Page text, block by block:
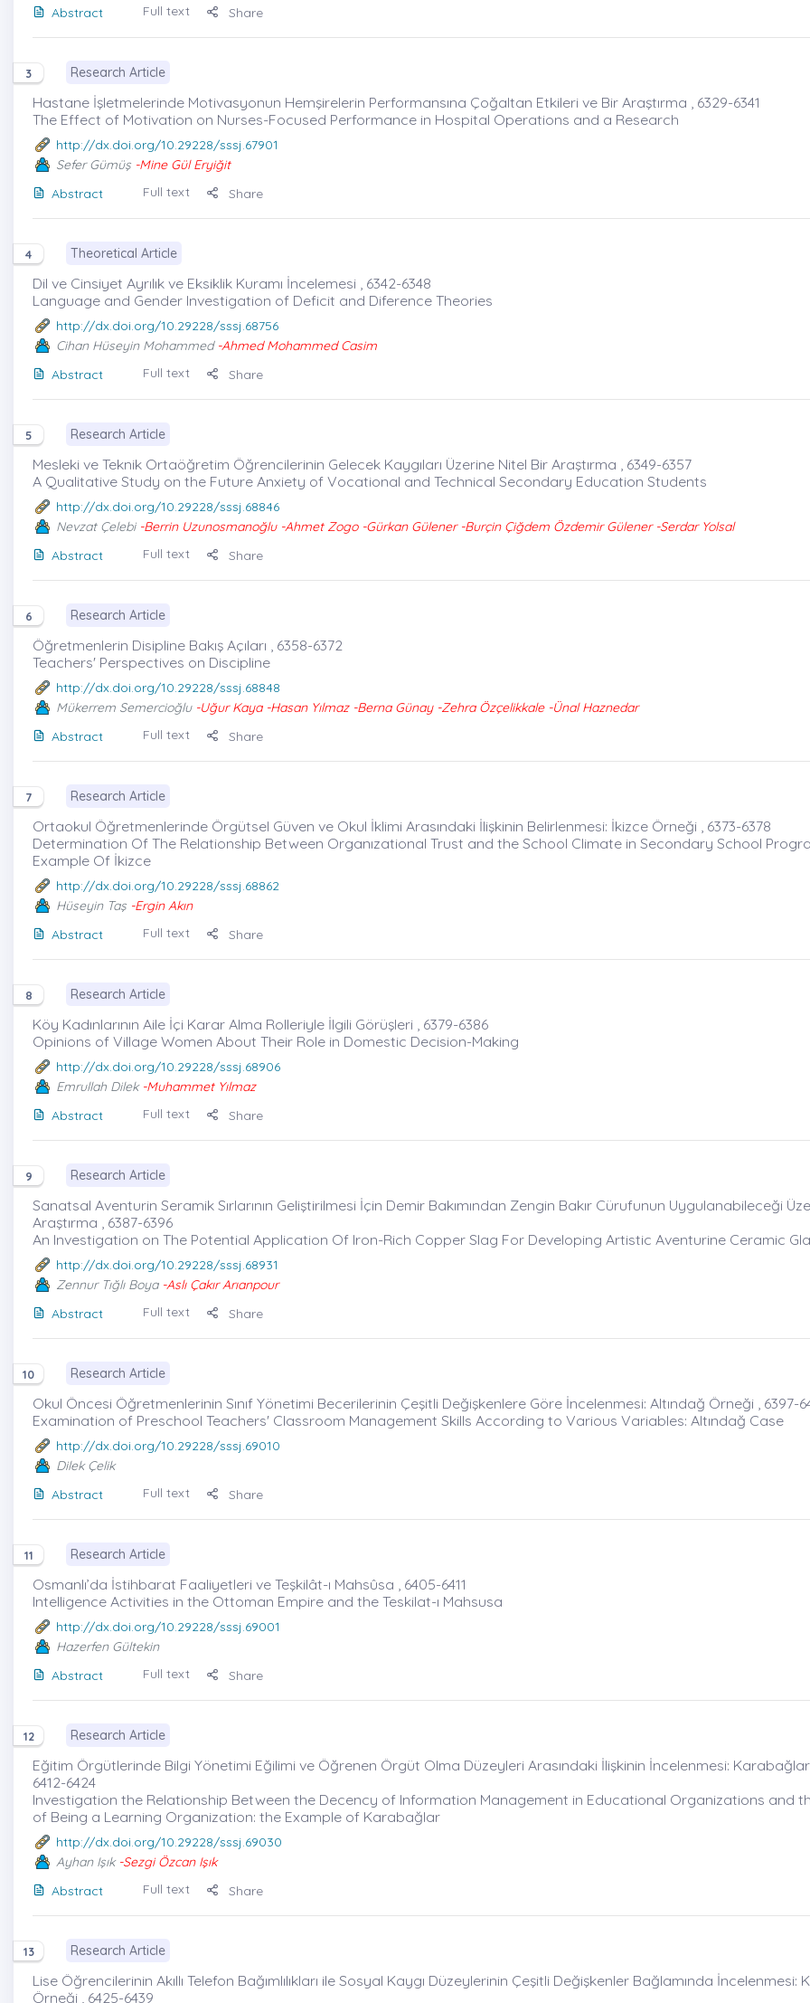
Abstract
Full text Share
3 Research Article
Hastane İşletmelerinde Motivasyonun Hemşirelerin Performansına Çoğaltan Etkileri ve Bir Araştırma , 6329-6341
The Effect of Motivation on Nurses-Focused Performance in Hospital Operations and a Research
http://dx.doi.org/10.29228/sssj.67901
Sefer Gümüş -Mine Gül Eryiğit
Abstract
Full text Share
4 Theoretical Article
Dil ve Cinsiyet Ayrılık ve Eksiklik Kuramı İncelemesi , 6342-6348
Language and Gender Investigation of Deficit and Diference Theories
http://dx.doi.org/10.29228/sssj.68756
Cihan Hüseyin Mohammed -Ahmed Mohammed Casim
Abstract
Full text Share
5 Research Article
Mesleki ve Teknik Ortaöğretim Öğrencilerinin Gelecek Kaygıları Üzerine Nitel Bir Araştırma , 6349-6357
A Qualitative Study on the Future Anxiety of Vocational and Technical Secondary Education Students
http://dx.doi.org/10.29228/sssj.68846
Nevzat Çelebi-Berrin Uzunosmanoğlu -Ahmet Zogo -Gürkan Gülener -Burçin Çiğdem Özdemir Gülener -Serdar Yolsal
Abstract
Full text Share
6 Research Article
Öğretmenlerin Disipline Bakış Açıları , 6358-6372
Teachers' Perspectives on Discipline
http://dx.doi.org/10.29228/sssj.68848
Mükerrem Semercioğlu-Uğur Kaya -Hasan Yılmaz -Berna Günay -Zehra Özçelikkale -Ünal Haznedar
Abstract
Full text Share
7 Research Article
Ortaokul Öğretmenlerinde Örgütsel Güven ve Okul İklimi Arasındaki İlişkinin Belirlenmesi: İkizce Örneği , 6373-6378
Determination Of The Relationship Between Organızational Trust and the School Climate in Secondary School
Example Of İkizce
http://dx.doi.org/10.29228/sssj.68862
Hüseyin Taş -Ergin Akın
Abstract
Full text Share
8 Research Article
Köy Kadınlarının Aile İçi Karar Alma Rolleriyle İlgili Görüşleri , 6379-6386
Opinions of Village Women About Their Role in Domestic Decision-Making
http://dx.doi.org/10.29228/sssj.68906
Emrullah Dilek-Muhammet Yılmaz
Abstract
Full text Share
9 Research Article
Sanatsal Aventurin Seramik Sırlarının Geliştirilmesi İçin Demir Bakımından Zengin Bakır Cürufunun Uygulanabileceği
Araştırma , 6387-6396
An Investigation on The Potential Application Of Iron-Rich Copper Slag For Developing Artistic Aventurine Ceramic
http://dx.doi.org/10.29228/sssj.68931
Zennur Tığlı Boya -Aslı Çakır Arıanpour
Abstract
Full text Share
10 Research Article
Okul Öncesi Öğretmenlerinin Sınıf Yönetimi Becerilerinin Çeşitli Değişkenlere Göre İncelenmesi: Altındağ Örneği , 6397-
Examination of Preschool Teachers' Classroom Management Skills According to Various Variables: Altındağ Case
http://dx.doi.org/10.29228/sssj.69010
Dilek Çelik
Abstract
Full text Share
11 Research Article
Osmanlı’da İstihbarat Faaliyetleri ve Teşkilât-ı Mahsûsa , 6405-6411
Intelligence Activities in the Ottoman Empire and the Teskilat-ı Mahsusa
http://dx.doi.org/10.29228/sssj.69001
Hazerfen Gültekin
Abstract
Full text Share
12 Research Article
Eğitim Örgütlerinde Bilgi Yönetimi Eğilimi ve Öğrenen Örgüt Olma Düzeyleri Arasındaki İlişkinin İncelenmesi:
6412-6424
Investigation the Relationship Between the Decency of Information Management in Educational Organizations and
of Being a Learning Organization: the Example of Karabağlar
http://dx.doi.org/10.29228/sssj.69030
Ayhan Işık -Sezgi Özcan Işık
Abstract
Full text Share
13 Research Article
Lise Öğrencilerinin Akıllı Telefon Bağımlılıkları ile Sosyal Kaygı Düzeylerinin Çeşitli Değişkenler Bağlamında
Örneği , 6425-6439